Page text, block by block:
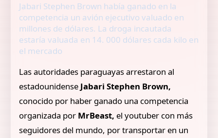
Jabari Stephen Brown había ganado en la
competencia un avión ejecutivo valuado en
millones de dólares. La droga incautada
estaría valuada en 14. 000 dólares cada kilo en
el mercado
Las autoridades paraguayas arrestaron al
estadounidense Jabari Stephen Brown,
conocido por haber ganado una competencia
organizada por MrBeast, el youtuber con más
seguidores del mundo, por transportar en un